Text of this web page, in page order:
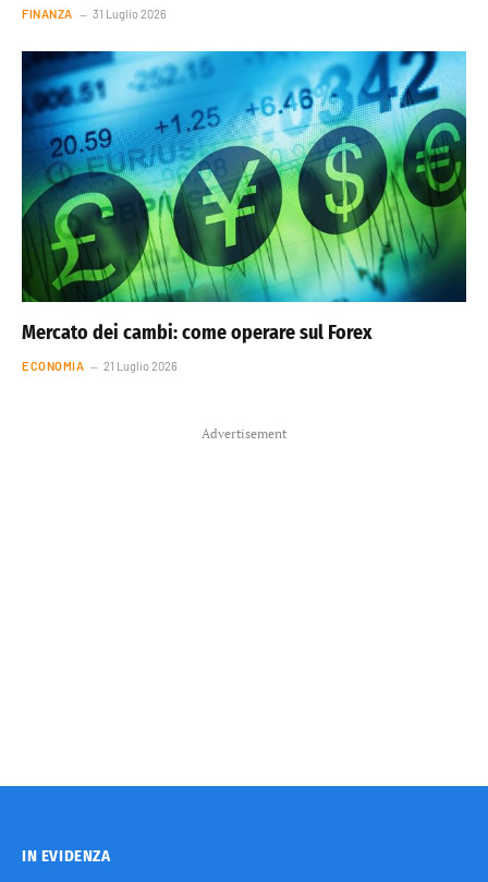
FINANZA 31 Luglio 2026
Mercato dei cambi: come operare sul Forex
ECONOMIA 21 Luglio 2026
Advertisement
IN EVIDENZA